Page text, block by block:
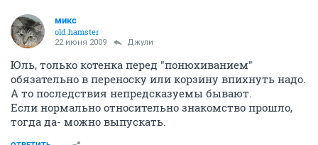
микс
old hamster
22 июня 2009 Джули
Юль, только котенка перед "понюхиванием"
обязательно в переноску или корзину впихнуть надо.
А то последствия непредсказуемы бывают.
Если нормально относительно знакомство прошло,
тогда да- можно выпускать.